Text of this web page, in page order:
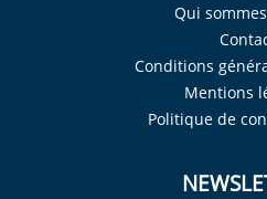
Qui
Conditions
Mentions
Politique de